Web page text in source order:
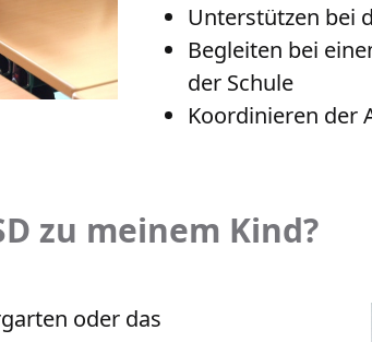
Unterstützen bei
Begleiten bei
der Schule
Koordinieren der
zu meinem Kind?
oder das